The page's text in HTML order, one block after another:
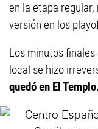
en la etapa
versión en los
Los minutos
local se hizo
quedó en El